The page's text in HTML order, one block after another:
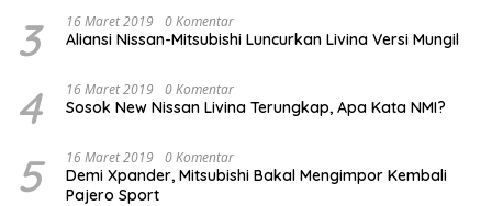
3 16 Maret 2019 0 Komentar
Aliansi Nissan-Mitsubishi Luncurkan Livina Versi Mungil
4 16 Maret 2019 0 Komentar
Sosok New Nissan Livina Terungkap, Apa Kata NMI?
5 16 Maret 2019 0 Komentar
Demi Xpander, Mitsubishi Bakal Mengimpor Kembali
Pajero Sport